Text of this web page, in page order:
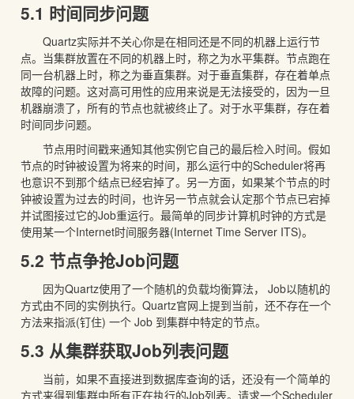
5.1 时间同步问题
Quartz实际并不关心你是在相同还是不同的机器上运行节
点。当集群放置在不同的机器上时，称之为水平集群。节点跑在
同一台机器上时，称之为垂直集群。对于垂直集群，存在着单点
故障的问题。这对高可用性的应用来说是无法接受的，因为一旦
机器崩溃了，所有的节点也就被终止了。对于水平集群，存在着
时间同步问题。
节点用时间戳来通知其他实例它自己的最后检入时间。假如
节点的时钟被设置为将来的时间，那么运行中的Scheduler将再
也意识不到那个结点已经宕掉了。另一方面，如果某个节点的时
钟被设置为过去的时间，也许另一节点就会认定那个节点已宕掉
并试图接过它的Job重运行。最简单的同步计算机时钟的方式是
使用某一个Internet时间服务器(Internet Time Server ITS)。
5.2 节点争抢Job问题
因为Quartz使用了一个随机的负载均衡算法， Job以随机的
方式由不同的实例执行。Quartz官网上提到当前，还不存在一个
方法来指派(钉住) 一个 Job 到集群中特定的节点。
5.3 从集群获取Job列表问题
当前，如果不直接进到数据库查询的话，还没有一个简单的
方式来得到集群中所有正在执行的Job列表。请求一个Scheduler